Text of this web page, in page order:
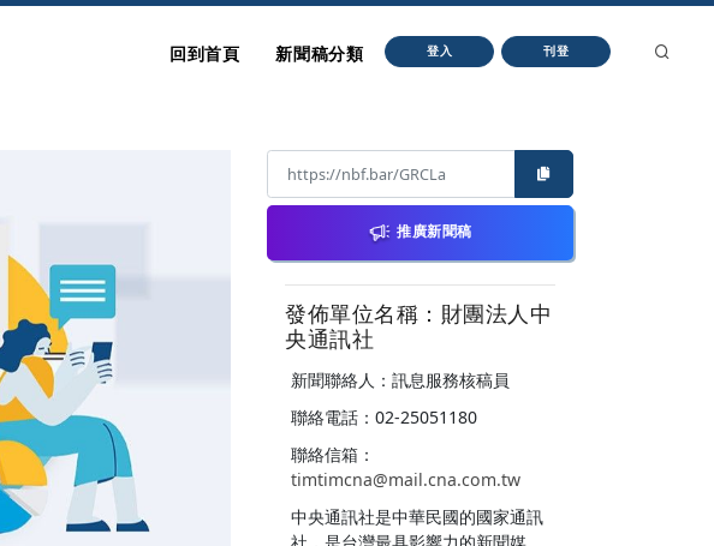
回到首頁 新聞稿分類 登入 刊登
推廣新聞稿
發佈單位名稱：財團法人中
央通訊社
新聞聯絡人：訊息服務核稿員
聯絡電話：02-25051180
聯絡信箱：
timtimcna@mail.cna.com.tw
中央通訊社是中華民國的國家通訊